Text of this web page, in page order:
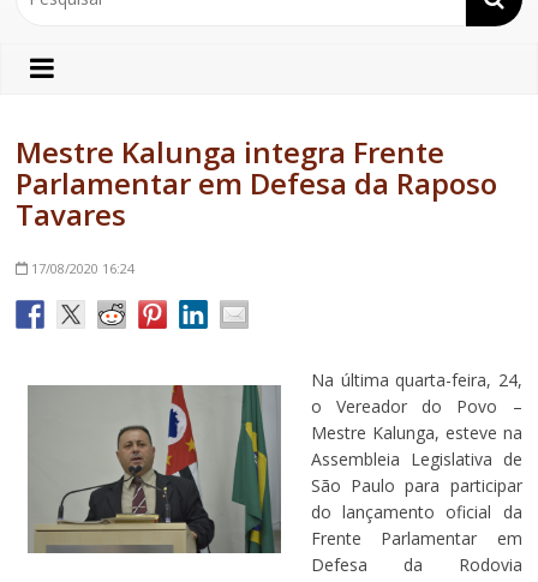
Mestre Kalunga integra Frente
Parlamentar em Defesa da Raposo
Tavares
17/08/2020 16:24
Na última quarta-feira, 24,
o Vereador do Povo –
Mestre Kalunga, esteve na
Assembleia Legislativa de
São Paulo para participar
do lançamento oficial da
Frente Parlamentar em
Defesa da Rodovia